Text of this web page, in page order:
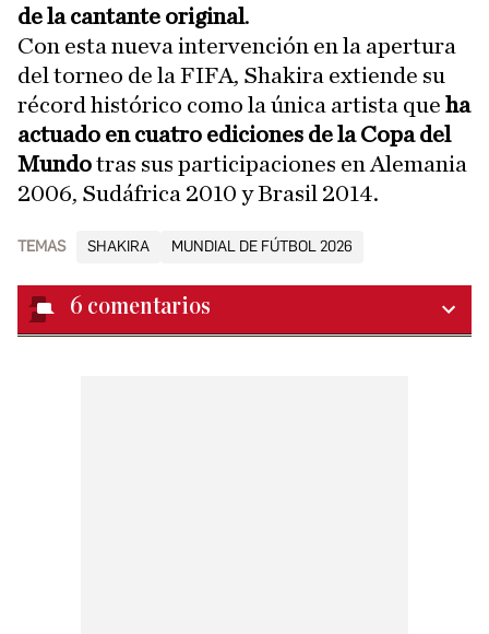
de la cantante original.
Con esta nueva intervención en la apertura
del torneo de la FIFA, Shakira extiende su
récord histórico como la única artista que ha
actuado en cuatro ediciones de la Copa del
Mundotras sus participaciones en Alemania
2006, Sudáfrica 2010 y Brasil 2014.
TEMAS SHAKIRA MUNDIAL DE FÚTBOL 2026
6 comentarios